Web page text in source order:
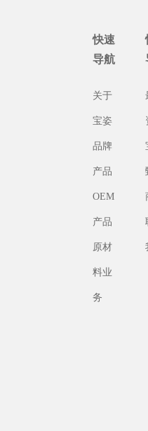
快速
导航
关于
宝姿
品牌
产品
OEM
产品
原材
料业
务